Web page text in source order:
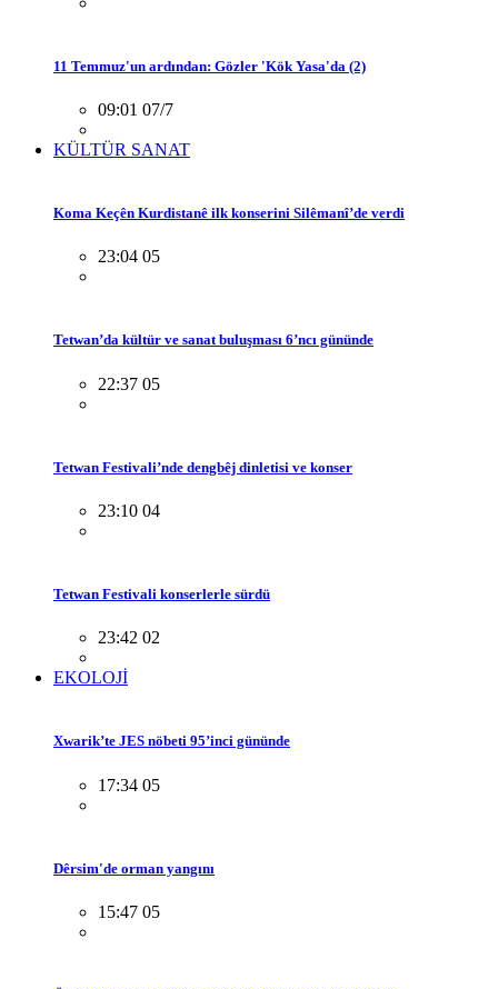
11 Temmuz'un ardından: Gözler 'Kök Yasa'da (2)
09:01 07/7
KÜLTÜR SANAT
Koma Keçên Kurdistanê ilk konserini Silêmanî’de verdi
23:04 05
Tetwan’da kültür ve sanat buluşması 6’ncı gününde
22:37 05
Tetwan Festivali’nde dengbêj dinletisi ve konser
23:10 04
Tetwan Festivali konserlerle sürdü
23:42 02
EKOLOJİ
Xwarik’te JES nöbeti 95’inci gününde
17:34 05
Dêrsim'de orman yangını
15:47 05